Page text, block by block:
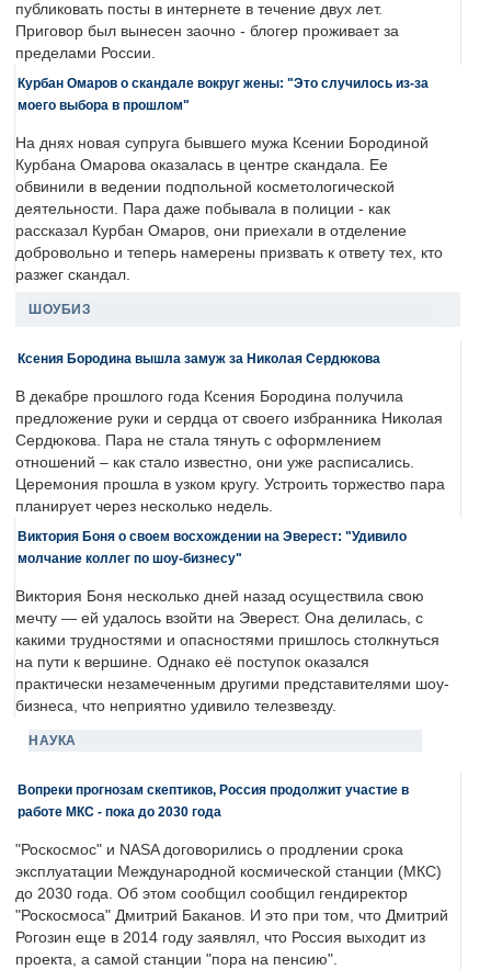
публиковать посты в интернете в течение двух лет.
Приговор был вынесен заочно - блогер проживает за
пределами России.
Курбан Омаров о скандале вокруг жены: "Это случилось из-за
моего выбора в прошлом"
На днях новая супруга бывшего мужа Ксении Бородиной
Курбана Омарова оказалась в центре скандала. Ее
обвинили в ведении подпольной косметологической
деятельности. Пара даже побывала в полиции - как
рассказал Курбан Омаров, они приехали в отделение
добровольно и теперь намерены призвать к ответу тех, кто
разжег скандал.
ШОУБИЗ
Ксения Бородина вышла замуж за Николая Сердюкова
В декабре прошлого года Ксения Бородина получила
предложение руки и сердца от своего избранника Николая
Сердюкова. Пара не стала тянуть с оформлением
отношений – как стало известно, они уже расписались.
Церемония прошла в узком кругу. Устроить торжество пара
планирует через несколько недель.
Виктория Боня о своем восхождении на Эверест: "Удивило
молчание коллег по шоу-бизнесу"
Виктория Боня несколько дней назад осуществила свою
мечту — ей удалось взойти на Эверест. Она делилась, с
какими трудностями и опасностями пришлось столкнуться
на пути к вершине. Однако её поступок оказался
практически незамеченным другими представителями шоу-
бизнеса, что неприятно удивило телезвезду.
НАУКА
Вопреки прогнозам скептиков, Россия продолжит участие в
работе МКС - пока до 2030 года
"Роскосмос" и NASA договорились о продлении срока
эксплуатации Международной космической станции (МКС)
до 2030 года. Об этом сообщил сообщил гендиректор
"Роскосмоса" Дмитрий Баканов. И это при том, что Дмитрий
Рогозин еще в 2014 году заявлял, что Россия выходит из
проекта, а самой станции "пора на пенсию".